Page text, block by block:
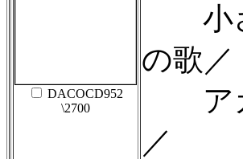
DACOCD952
\2700
小さ
の歌／
アカ
／